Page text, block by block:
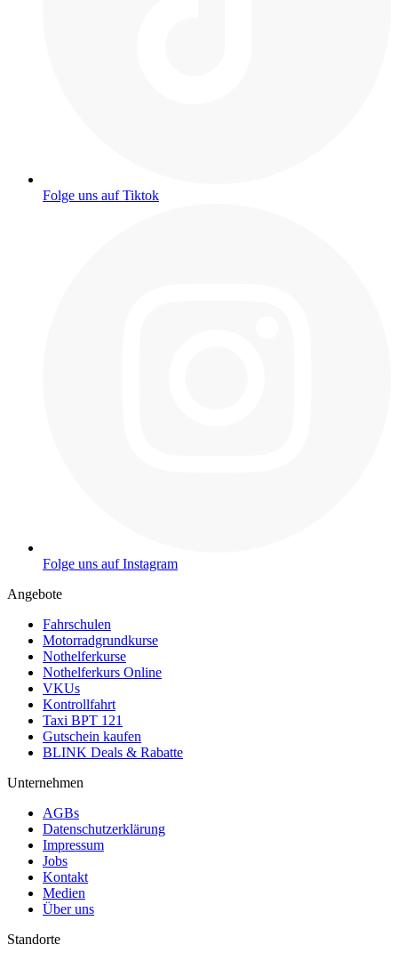
Folge uns auf Tiktok
Folge uns auf Instagram
Angebote
Fahrschulen
Motorradgrundkurse
Nothelferkurse
Nothelferkurs Online
VKUs
Kontrollfahrt
Taxi BPT 121
Gutschein kaufen
BLINK Deals & Rabatte
Unternehmen
AGBs
Datenschutzerklärung
Impressum
Jobs
Kontakt
Medien
Über uns
Standorte